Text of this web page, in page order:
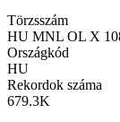
Törzsszám
HU MNL OL X
Országkód
HU
Rekordok száma
679.3K